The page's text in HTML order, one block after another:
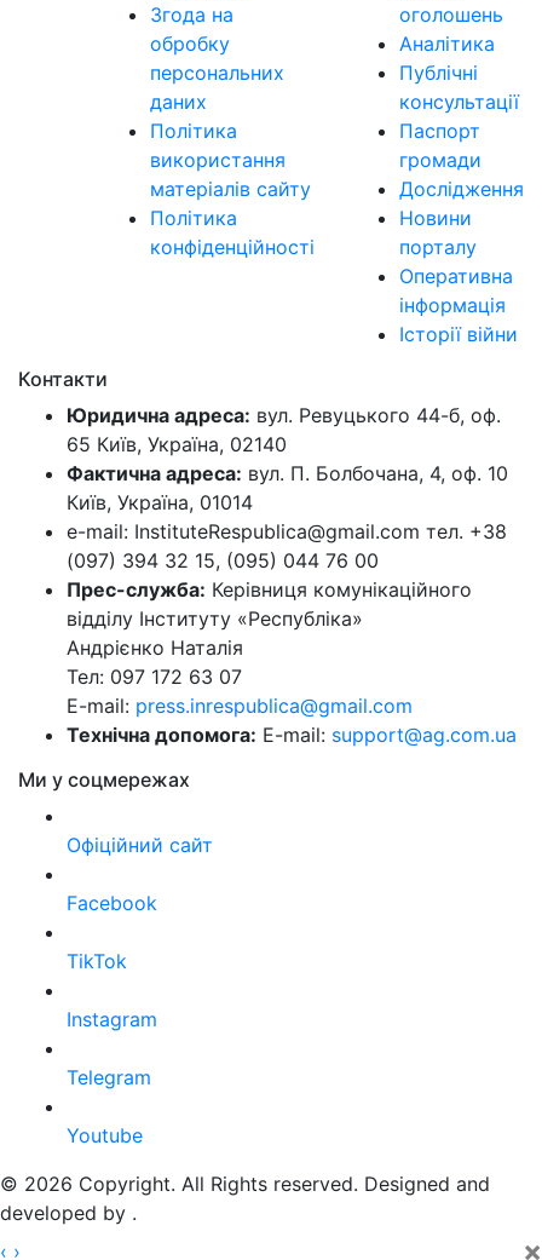
Згода на
обробку
персональних
даних
Політика
використання
матеріалів сайту
Політика
конфіденційності
оголошень
Аналітика
Публічні
консультації
Паспорт
громади
Дослідження
Новини
порталу
Оперативна
інформація
Історії війни
Контакти
Юридична адреса: вул. Ревуцького 44-б, оф.
65 Київ, Україна, 02140
Фактична адреса: вул. П. Болбочана, 4, оф. 10
Київ, Україна, 01014
e-mail: InstituteRespublica@gmail.com тел. +38
(097) 394 32 15, (095) 044 76 00
Прес-служба: Керівниця комунікаційного
відділу Інституту «Республіка»
Андрієнко Наталія
Тел: 097 172 63 07
E-mail: press.inrespublica@gmail.com
Технічна допомога: E-mail: support@ag.com.ua
Ми у соцмережах
Офіційний сайт
Facebook
TikTok
Instagram
Telegram
Youtube
© 2026 Copyright. All Rights reserved. Designed and
developed by .
‹ › ×